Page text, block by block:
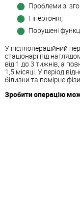
Проблеми зі
Гіпертонія;
Порушені
У післяопераційний
стаціонарі під
від 1 до 3 тижнів, а
1,5 місяці. У період
білизни та помірне
Зробити операцію